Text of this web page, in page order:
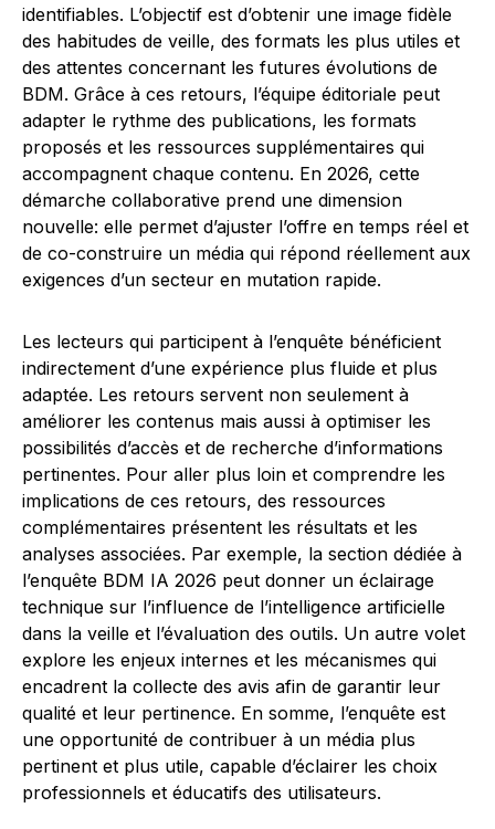
identifiables. L’objectif est d’obtenir une image fidèle
des habitudes de veille, des formats les plus utiles et
des attentes concernant les futures évolutions de
BDM. Grâce à ces retours, l’équipe éditoriale peut
adapter le rythme des publications, les formats
proposés et les ressources supplémentaires qui
accompagnent chaque contenu. En 2026, cette
démarche collaborative prend une dimension
nouvelle: elle permet d’ajuster l’offre en temps réel et
de co-construire un média qui répond réellement aux
exigences d’un secteur en mutation rapide.
Les lecteurs qui participent à l’enquête bénéficient
indirectement d’une expérience plus fluide et plus
adaptée. Les retours servent non seulement à
améliorer les contenus mais aussi à optimiser les
possibilités d’accès et de recherche d’informations
pertinentes. Pour aller plus loin et comprendre les
implications de ces retours, des ressources
complémentaires présentent les résultats et les
analyses associées. Par exemple, la section dédiée à
l’enquête BDM IA 2026 peut donner un éclairage
technique sur l’influence de l’intelligence artificielle
dans la veille et l’évaluation des outils. Un autre volet
explore les enjeux internes et les mécanismes qui
encadrent la collecte des avis afin de garantir leur
qualité et leur pertinence. En somme, l’enquête est
une opportunité de contribuer à un média plus
pertinent et plus utile, capable d’éclairer les choix
professionnels et éducatifs des utilisateurs.